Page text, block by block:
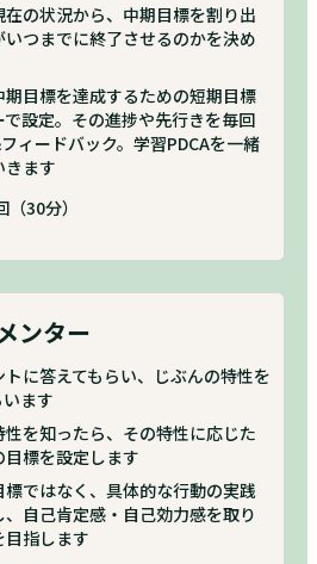
在の状況から、中期目標を割り出
いつまでに終了させるのかを決め
期目標を達成するための短期目標
で設定。その進捗や先行きを毎回
ィードバック。学習PDCAを一緒
きます
（30分）
ンター
トに答えてもらい、じぶんの特性を
ます
性を知ったら、その特性に応じた
目標を設定します
標ではなく、具体的な行動の実践
、自己肯定感・自己効力感を取り
目指します